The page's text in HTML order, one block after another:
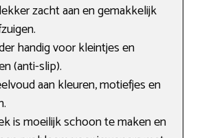
zacht aan en gemakkelijk
handig voor kleintjes en
(anti-slip).
aan kleuren, motiefjes en
is moeilijk schoon te maken en